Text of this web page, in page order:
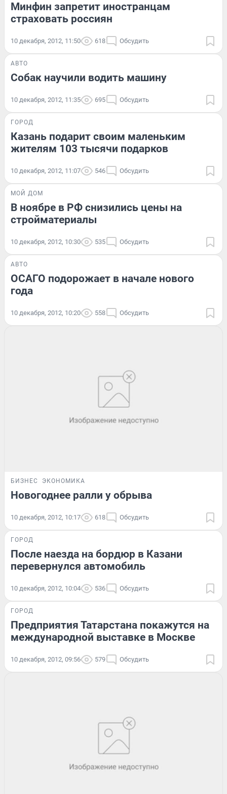
Минфин запретит иностранцам
страховать россиян
10 декабря, 2012, 11:50 618 Обсудить
АВТО
Собак научили водить машину
10 декабря, 2012, 11:35 695 Обсудить
ГОРОД
Казань подарит своим маленьким
жителям 103 тысячи подарков
10 декабря, 2012, 11:07 546 Обсудить
МОЙ ДОМ
В ноябре в РФ снизились цены на
стройматериалы
10 декабря, 2012, 10:30 535 Обсудить
АВТО
ОСАГО подорожает в начале нового
года
10 декабря, 2012, 10:20 558 Обсудить
БИЗНЕС ЭКОНОМИКА
Новогоднее ралли у обрыва
10 декабря, 2012, 10:17 618 Обсудить
ГОРОД
После наезда на бордюр в Казани
перевернулся автомобиль
10 декабря, 2012, 10:04 536 Обсудить
ГОРОД
Предприятия Татарстана покажутся на
международной выставке в Москве
10 декабря, 2012, 09:56 579 Обсудить